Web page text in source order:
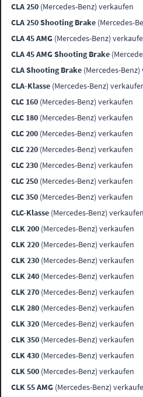
CLA 250 (Mercedes-Benz) verkaufen
CLA 250 Shooting Brake (Mercedes-
CLA 45 AMG (Mercedes-Benz)
CLA 45 AMG Shooting Brake
CLA Shooting Brake (Mercedes-
CLA-Klasse (Mercedes-Benz)
CLC 160 (Mercedes-Benz) verkaufen
CLC 180 (Mercedes-Benz) verkaufen
CLC 200 (Mercedes-Benz) verkaufen
CLC 220 (Mercedes-Benz) verkaufen
CLC 230 (Mercedes-Benz) verkaufen
CLC 250 (Mercedes-Benz) verkaufen
CLC 350 (Mercedes-Benz) verkaufen
CLC-Klasse (Mercedes-Benz) verkaufen
CLK 200 (Mercedes-Benz) verkaufen
CLK 220 (Mercedes-Benz) verkaufen
CLK 230 (Mercedes-Benz) verkaufen
CLK 240 (Mercedes-Benz) verkaufen
CLK 270 (Mercedes-Benz) verkaufen
CLK 280 (Mercedes-Benz) verkaufen
CLK 320 (Mercedes-Benz) verkaufen
CLK 350 (Mercedes-Benz) verkaufen
CLK 430 (Mercedes-Benz) verkaufen
CLK 500 (Mercedes-Benz) verkaufen
CLK 55 AMG (Mercedes-Benz)